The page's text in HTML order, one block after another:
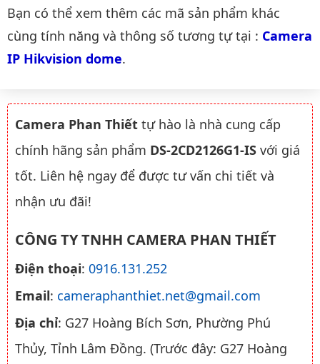
Danh mục liên quan
Bạn có thể xem thêm các mã sản phẩm khác
cùng tính năng và thông số tương tự tại : Camera
IP Hikvision dome.
Camera Phan Thiết tự hào là nhà cung cấp
chính hãng sản phẩm DS-2CD2126G1-IS với giá
tốt. Liên hệ ngay để được tư vấn chi tiết và
nhận ưu đãi!
CÔNG TY TNHH CAMERA PHAN THIẾT
Điện thoại: 0916.131.252
Email: cameraphanthiet.net@gmail.com
Địa chỉ: G27 Hoàng Bích Sơn, Phường Phú
Thủy, Tỉnh Lâm Đồng. (Trước đây: G27 Hoàng